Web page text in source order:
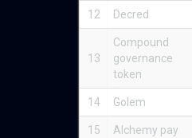
12 Decred
13
Compound
governance
token
14 Golem
15 Alchemy pay